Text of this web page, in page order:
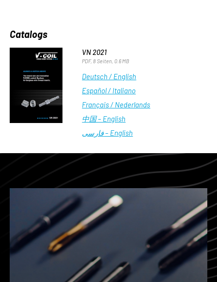
Catalogs
VN 2021
PDF, 8 Seiten, 0.6 MB
Deutsch / English
Español / Italiano
Français / Nederlands
中国 – English
فارسی – English